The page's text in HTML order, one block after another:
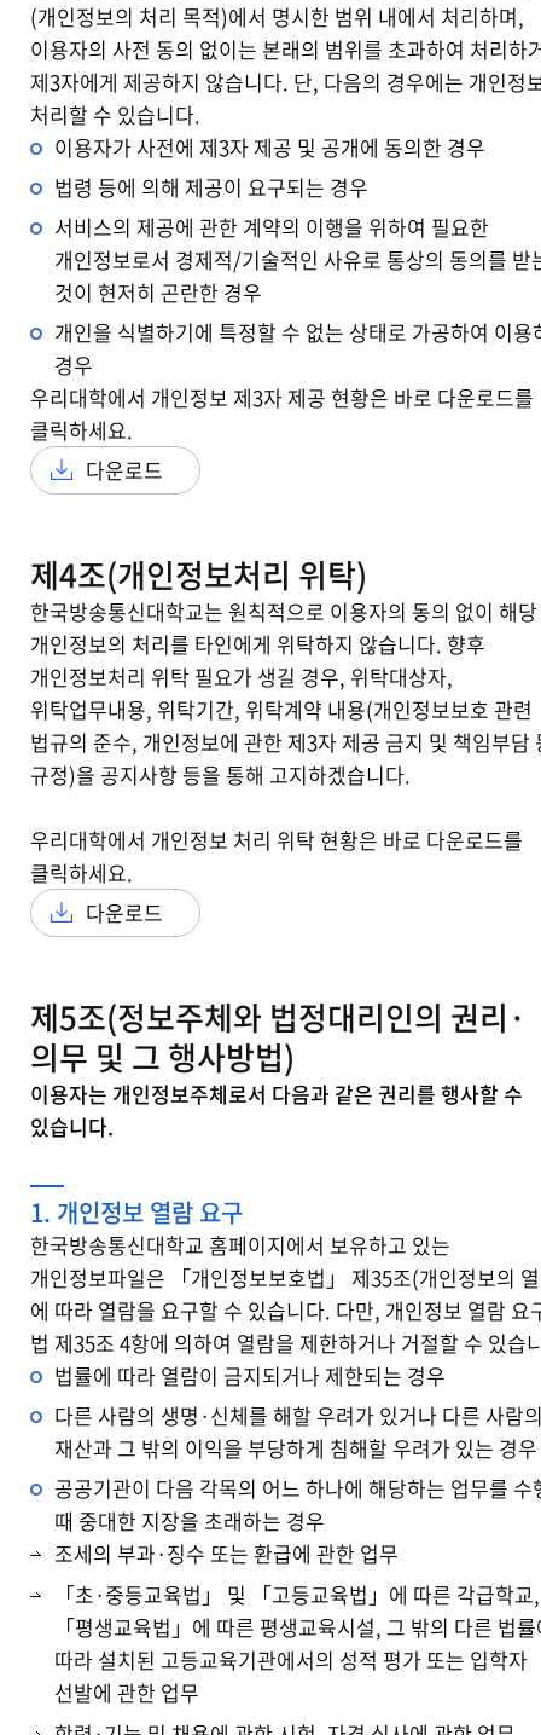
(개인정보의 처리 목적)에서 명시한 범위 내에서 처리하며,
이용자의 사전 동의 없이는 본래의 범위를 초과하여 처리하
제3자에게 제공하지 않습니다. 단, 다음의 경우에는 개인정
처리할 수 있습니다.
이용자가 사전에 제3자 제공 및 공개에 동의한 경우
법령 등에 의해 제공이 요구되는 경우
서비스의 제공에 관한 계약의 이행을 위하여 필요한
개인정보로서 경제적/기술적인 사유로 통상의 동의를 받
것이 현저히 곤란한 경우
개인을 식별하기에 특정할 수 없는 상태로 가공하여 이용
경우
우리대학에서 개인정보 제3자 제공 현황은 바로 다운로드를
클릭하세요.
다운로드
제4조(개인정보처리 위탁)
한국방송통신대학교는 원칙적으로 이용자의 동의 없이 해당
개인정보의 처리를 타인에게 위탁하지 않습니다. 향후
개인정보처리 위탁 필요가 생길 경우, 위탁대상자,
위탁업무내용, 위탁기간, 위탁계약 내용(개인정보보호 관련
법규의 준수, 개인정보에 관한 제3자 제공 금지 및 책임부담
규정)을 공지사항 등을 통해 고지하겠습니다.
우리대학에서 개인정보 처리 위탁 현황은 바로 다운로드를
클릭하세요.
다운로드
제5조(정보주체와 법정대리인의 권리·
의무 및 그 행사방법)
이용자는 개인정보주체로서 다음과 같은 권리를 행사할 수
있습니다.
1. 개인정보 열람 요구
한국방송통신대학교 홈페이지에서 보유하고 있는
개인정보파일은 「개인정보보호법」 제35조(개인정보의
에 따라 열람을 요구할 수 있습니다. 다만, 개인정보 열람 요
법 제35조 4항에 의하여 열람을 제한하거나 거절할 수 있습
법률에 따라 열람이 금지되거나 제한되는 경우
다른 사람의 생명·신체를 해할 우려가 있거나 다른 사람
재산과 그 밖의 이익을 부당하게 침해할 우려가 있는 경우
공공기관이 다음 각목의 어느 하나에 해당하는 업무를 수
때 중대한 지장을 초래하는 경우
조세의 부과·징수 또는 환급에 관한 업무
「초·중등교육법」 및 「고등교육법」에 따른 각급학교,
「평생교육법」에 따른 평생교육시설, 그 밖의 다른 법
따라 설치된 고등교육기관에서의 성적 평가 또는 입학자
선발에 관한 업무